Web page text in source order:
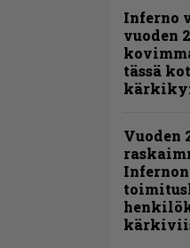
Inferno
vuoden
tässä
Vuoden
Infernon